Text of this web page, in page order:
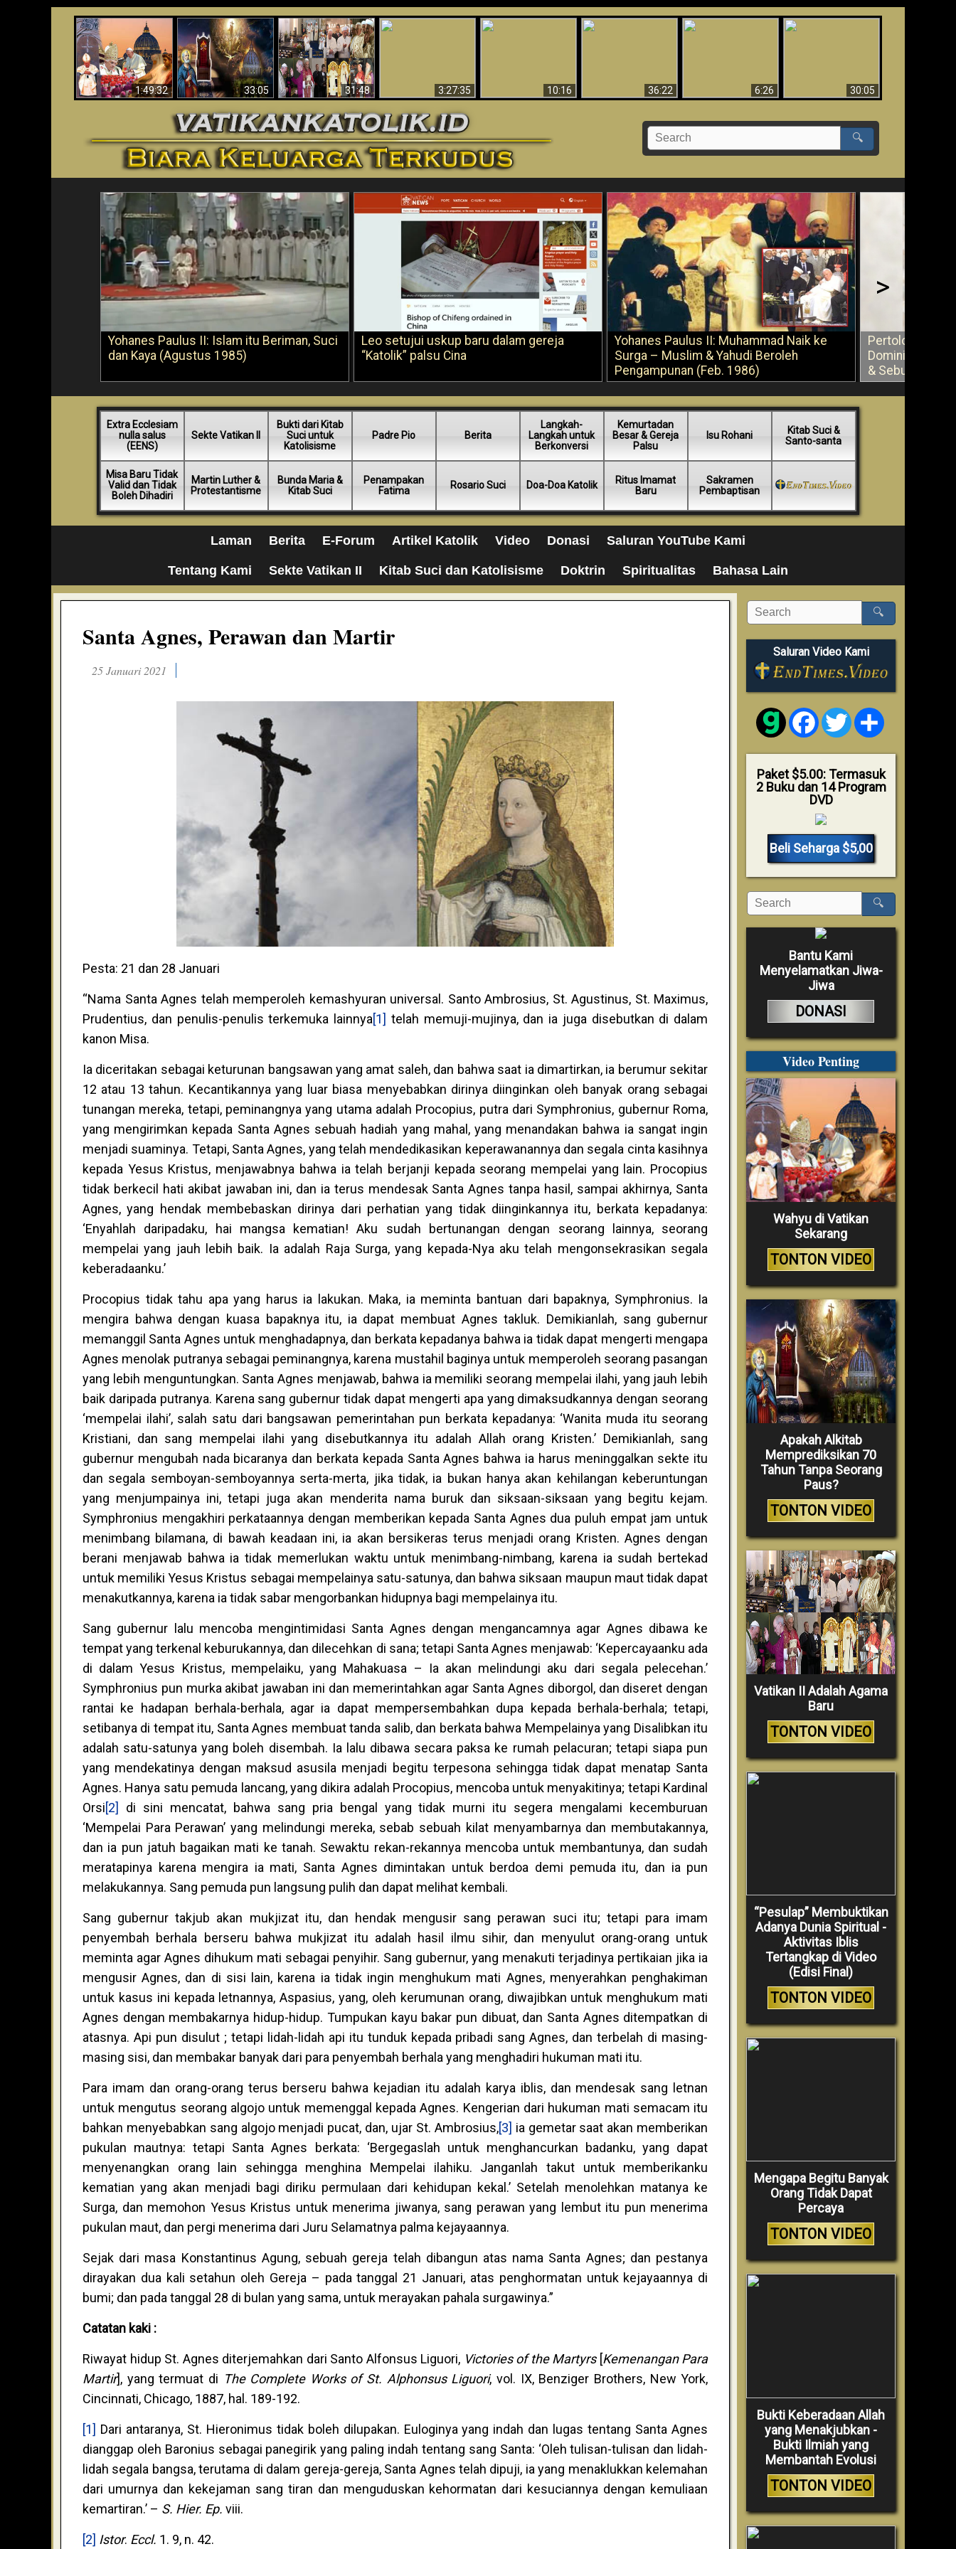
1:49:32
Wahyu di Vatikan
Sekarang
33:05
Apakah Alkitab
Memprediksikan 70
Tahun Tanpa
Seorang Paus?
31:48
Vatikan II Adalah
Agama Baru
3:27:35
Video (Edisi Final)
10:16
36:22
6:26
30:05
🔍
Yohanes Paulus II: Islam itu Beriman, Suci
dan Kaya (Agustus 1985)
Leo setujui uskup baru dalam gereja
“Katolik” palsu Cina
Yohanes Paulus II: Muhammad Naik ke
Surga – Muslim & Yahudi Beroleh
Pengampunan (Feb. 1986)
Pertolongan
Dominikus
& Sebuah Saran
>
Extra Ecclesiam
nulla salus
(EENS)
Sekte Vatikan II
Bukti dari Kitab
Suci untuk
Katolisisme
Padre Pio Berita
Langkah-
Langkah untuk
Berkonversi
Kemurtadan
Besar & Gereja
Palsu
Isu Rohani
Kitab Suci &
Santo-santa
Misa Baru Tidak
Valid dan Tidak
Boleh Dihadiri
Martin Luther &
Protestantisme
Bunda Maria &
Kitab Suci
Penampakan
Fatima
Rosario Suci Doa-Doa Katolik
Ritus Imamat
Baru
Sakramen
Pembaptisan
Laman Berita E-Forum Artikel Katolik Video Donasi Saluran YouTube Kami
Tentang Kami Sekte Vatikan II Kitab Suci dan Katolisisme Doktrin Spiritualitas Bahasa Lain
Santa Agnes, Perawan dan Martir
25 Januari 2021
Pesta: 21 dan 28 Januari
“Nama Santa Agnes telah memperoleh kemashyuran universal. Santo Ambrosius, St. Agustinus, St. Maximus,
Prudentius, dan penulis-penulis terkemuka lainnya[1] telah memuji-mujinya, dan ia juga disebutkan di dalam
kanon Misa.
Ia diceritakan sebagai keturunan bangsawan yang amat saleh, dan bahwa saat ia dimartirkan, ia berumur sekitar
12 atau 13 tahun. Kecantikannya yang luar biasa menyebabkan dirinya diinginkan oleh banyak orang sebagai
tunangan mereka, tetapi, peminangnya yang utama adalah Procopius, putra dari Symphronius, gubernur Roma,
yang mengirimkan kepada Santa Agnes sebuah hadiah yang mahal, yang menandakan bahwa ia sangat ingin
menjadi suaminya. Tetapi, Santa Agnes, yang telah mendedikasikan keperawanannya dan segala cinta kasihnya
kepada Yesus Kristus, menjawabnya bahwa ia telah berjanji kepada seorang mempelai yang lain. Procopius
tidak berkecil hati akibat jawaban ini, dan ia terus mendesak Santa Agnes tanpa hasil, sampai akhirnya, Santa
Agnes, yang hendak membebaskan dirinya dari perhatian yang tidak diinginkannya itu, berkata kepadanya:
‘Enyahlah daripadaku, hai mangsa kematian! Aku sudah bertunangan dengan seorang lainnya, seorang
mempelai yang jauh lebih baik. Ia adalah Raja Surga, yang kepada-Nya aku telah mengonsekrasikan segala
keberadaanku.’
Procopius tidak tahu apa yang harus ia lakukan. Maka, ia meminta bantuan dari bapaknya, Symphronius. Ia
mengira bahwa dengan kuasa bapaknya itu, ia dapat membuat Agnes takluk. Demikianlah, sang gubernur
memanggil Santa Agnes untuk menghadapnya, dan berkata kepadanya bahwa ia tidak dapat mengerti mengapa
Agnes menolak putranya sebagai peminangnya, karena mustahil baginya untuk memperoleh seorang pasangan
yang lebih menguntungkan. Santa Agnes menjawab, bahwa ia memiliki seorang mempelai ilahi, yang jauh lebih
baik daripada putranya. Karena sang gubernur tidak dapat mengerti apa yang dimaksudkannya dengan seorang
‘mempelai ilahi’, salah satu dari bangsawan pemerintahan pun berkata kepadanya: ‘Wanita muda itu seorang
Kristiani, dan sang mempelai ilahi yang disebutkannya itu adalah Allah orang Kristen.’ Demikianlah, sang
gubernur mengubah nada bicaranya dan berkata kepada Santa Agnes bahwa ia harus meninggalkan sekte itu
dan segala semboyan-semboyannya serta-merta, jika tidak, ia bukan hanya akan kehilangan keberuntungan
yang menjumpainya ini, tetapi juga akan menderita nama buruk dan siksaan-siksaan yang begitu kejam.
Symphronius mengakhiri perkataannya dengan memberikan kepada Santa Agnes dua puluh empat jam untuk
menimbang bilamana, di bawah keadaan ini, ia akan bersikeras terus menjadi orang Kristen. Agnes dengan
berani menjawab bahwa ia tidak memerlukan waktu untuk menimbang-nimbang, karena ia sudah bertekad
untuk memiliki Yesus Kristus sebagai mempelainya satu-satunya, dan bahwa siksaan maupun maut tidak dapat
menakutkannya, karena ia tidak sabar mengorbankan hidupnya bagi mempelainya itu.
Sang gubernur lalu mencoba mengintimidasi Santa Agnes dengan mengancamnya agar Agnes dibawa ke
tempat yang terkenal keburukannya, dan dilecehkan di sana; tetapi Santa Agnes menjawab: ‘Kepercayaanku ada
di dalam Yesus Kristus, mempelaiku, yang Mahakuasa – Ia akan melindungi aku dari segala pelecehan.’
Symphronius pun murka akibat jawaban ini dan memerintahkan agar Santa Agnes diborgol, dan diseret dengan
rantai ke hadapan berhala-berhala, agar ia dapat mempersembahkan dupa kepada berhala-berhala; tetapi,
setibanya di tempat itu, Santa Agnes membuat tanda salib, dan berkata bahwa Mempelainya yang Disalibkan itu
adalah satu-satunya yang boleh disembah. Ia lalu dibawa secara paksa ke rumah pelacuran; tetapi siapa pun
yang mendekatinya dengan maksud asusila menjadi begitu terpesona sehingga tidak dapat menatap Santa
Agnes. Hanya satu pemuda lancang, yang dikira adalah Procopius, mencoba untuk menyakitinya; tetapi Kardinal
Orsi[2]
di sini mencatat, bahwa sang pria bengal yang tidak murni itu segera mengalami kecemburuan
‘Mempelai Para Perawan’ yang melindungi mereka, sebab sebuah kilat menyambarnya dan membutakannya,
dan ia pun jatuh bagaikan mati ke tanah. Sewaktu rekan-rekannya mencoba untuk membantunya, dan sudah
meratapinya karena mengira ia mati, Santa Agnes dimintakan untuk berdoa demi pemuda itu, dan ia pun
melakukannya. Sang pemuda pun langsung pulih dan dapat melihat kembali.
Sang gubernur takjub akan mukjizat itu, dan hendak mengusir sang perawan suci itu; tetapi para imam
penyembah berhala berseru bahwa mukjizat itu adalah hasil ilmu sihir, dan menyulut orang-orang untuk
meminta agar Agnes dihukum mati sebagai penyihir. Sang gubernur, yang menakuti terjadinya pertikaian jika ia
mengusir Agnes, dan di sisi lain, karena ia tidak ingin menghukum mati Agnes, menyerahkan penghakiman
untuk kasus ini kepada letnannya, Aspasius, yang, oleh kerumunan orang, diwajibkan untuk menghukum mati
Agnes dengan membakarnya hidup-hidup. Tumpukan kayu bakar pun dibuat, dan Santa Agnes ditempatkan di
atasnya. Api pun disulut ; tetapi lidah-lidah api itu tunduk kepada pribadi sang Agnes, dan terbelah di masing-
masing sisi, dan membakar banyak dari para penyembah berhala yang menghadiri hukuman mati itu.
Para imam dan orang-orang terus berseru bahwa kejadian itu adalah karya iblis, dan mendesak sang letnan
untuk mengutus seorang algojo untuk memenggal kepada Agnes. Kengerian dari hukuman mati semacam itu
bahkan menyebabkan sang algojo menjadi pucat, dan, ujar St. Ambrosius,[3] ia gemetar saat akan memberikan
pukulan mautnya: tetapi Santa Agnes berkata: ‘Bergegaslah untuk menghancurkan badanku, yang dapat
menyenangkan orang lain sehingga menghina Mempelai ilahiku. Janganlah takut untuk memberikanku
kematian yang akan menjadi bagi diriku permulaan dari kehidupan kekal.’ Setelah menolehkan matanya ke
Surga, dan memohon Yesus Kristus untuk menerima jiwanya, sang perawan yang lembut itu pun menerima
pukulan maut, dan pergi menerima dari Juru Selamatnya palma kejayaannya.
Sejak dari masa Konstantinus Agung, sebuah gereja telah dibangun atas nama Santa Agnes; dan pestanya
dirayakan dua kali setahun oleh Gereja – pada tanggal 21 Januari, atas penghormatan untuk kejayaannya di
bumi; dan pada tanggal 28 di bulan yang sama, untuk merayakan pahala surgawinya.”
Catatan kaki :
Riwayat hidup St. Agnes diterjemahkan dari Santo Alfonsus Liguori, Victories of the Martyrs[Kemenangan Para
Martir], yang termuat di The Complete Works of St. Alphonsus Liguori, vol. IX, Benziger Brothers, New York,
Cincinnati, Chicago, 1887, hal. 189-192.
[1] Dari antaranya, St. Hieronimus tidak boleh dilupakan. Euloginya yang indah dan lugas tentang Santa Agnes
dianggap oleh Baronius sebagai panegirik yang paling indah tentang sang Santa: ‘Oleh tulisan-tulisan dan lidah-
lidah segala bangsa, terutama di dalam gereja-gereja, Santa Agnes telah dipuji, ia yang menaklukkan kelemahan
dari umurnya dan kekejaman sang tiran dan menguduskan kehormatan dari kesuciannya dengan kemuliaan
kemartiran.’ – S. Hier. Ep. viii.
[2] Istor. Eccl. 1. 9, n. 42.
🔍
Saluran Video Kami
FacebookTwitter
Paket $5.00: Termasuk
2 Buku dan 14 Program
DVD
Beli Seharga $5,00
🔍
Bantu Kami
Menyelamatkan Jiwa-
Jiwa
DONASI
Video Penting
Wahyu di Vatikan
Sekarang
TONTON VIDEO
Apakah Alkitab
Memprediksikan 70
Tahun Tanpa Seorang
Paus?
TONTON VIDEO
Vatikan II Adalah Agama
Baru
TONTON VIDEO
“Pesulap” Membuktikan
Adanya Dunia Spiritual -
Aktivitas Iblis
Tertangkap di Video
(Edisi Final)
TONTON VIDEO
Mengapa Begitu Banyak
Orang Tidak Dapat
Percaya
TONTON VIDEO
Bukti Keberadaan Allah
yang Menakjubkan -
Bukti Ilmiah yang
Membantah Evolusi
TONTON VIDEO